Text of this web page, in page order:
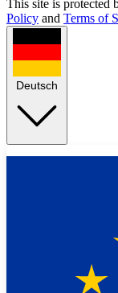
This site is
Policy and Terms of
Deutsch